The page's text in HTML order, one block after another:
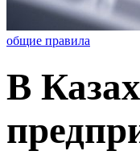
общие правила
В